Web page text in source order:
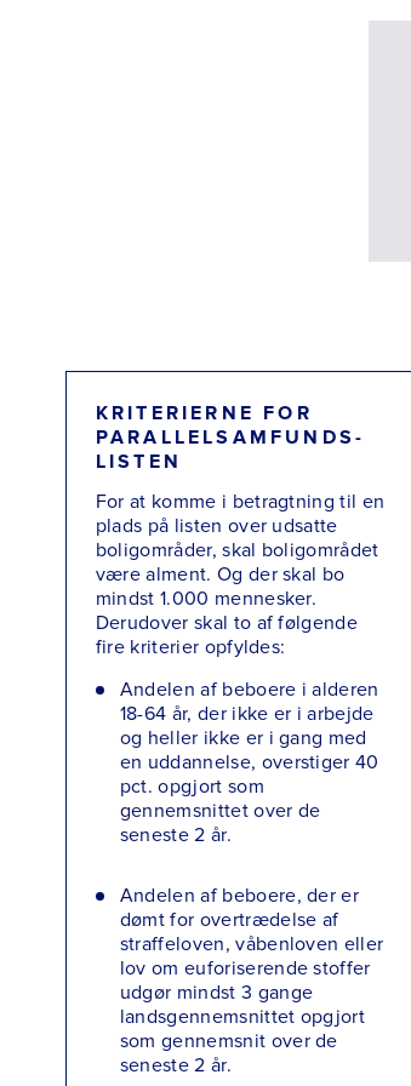
KRITERIERNE FOR
PARALLELSAMFUNDS-
LISTEN
For at komme i betragtning til en
plads på listen over udsatte
boligområder, skal boligområdet
være alment. Og der skal bo
mindst 1.000 mennesker.
Derudover skal to af følgende
fire kriterier opfyldes:
Andelen af beboere i alderen
18-64 år, der ikke er i arbejde
og heller ikke er i gang med
en uddannelse, overstiger 40
pct. opgjort som
gennemsnittet over de
seneste 2 år.
Andelen af beboere, der er
dømt for overtrædelse af
straffeloven, våbenloven eller
lov om euforiserende stoffer
udgør mindst 3 gange
landsgennemsnittet opgjort
som gennemsnit over de
seneste 2 år.